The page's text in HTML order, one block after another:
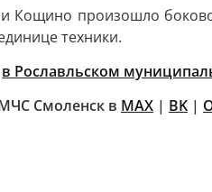
Кощино произошло
техники.
в Рославльском
Смоленск в MAX | BK |